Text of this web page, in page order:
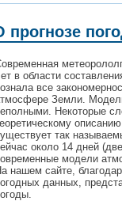
прогнозе
в области
все
Земли.
Некоторые
так
около 14 дней
модели
нашем сайте,
данных,